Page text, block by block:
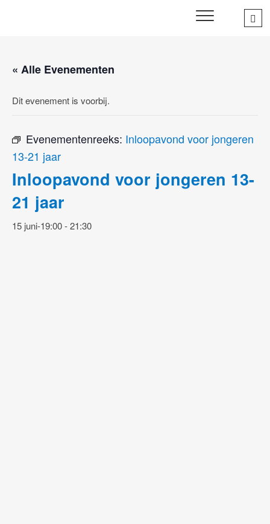
WIJ ZETTEN ONS IN VOOR HET WELZIJN EN VERBINDEN
« Alle Evenementen
Dit evenement is voorbij.
Evenementenreeks: Inloopavond voor jongeren
13-21 jaar
Inloopavond voor jongeren 13-
21 jaar
15 juni-19:00-21:30